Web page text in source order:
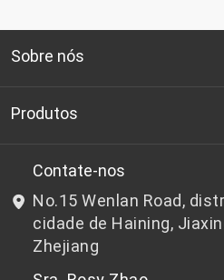
Sobre nós
Quem somos
P&D
Notícias e Eventos
política de Privacidade
Produtos
Chips de PET de
Chips de PET não
Contate-nos
No.15 Wenlan Road,
cidade de Haining,
Zhejiang